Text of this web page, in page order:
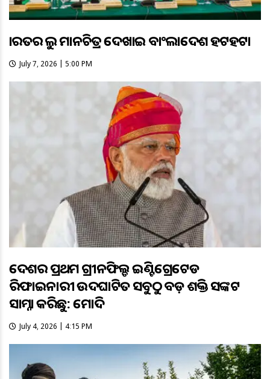
ଭାରତର ଭୁଲ ମାନଚିତ୍ର ଦେଖାଇ ବାଂଲାଦେଶ ହଟହଟା
July 7, 2026 | 5:00 PM
ଦେଶର ପ୍ରଥମ ଗ୍ରୀନଫିଲ୍ଡ ଇଣ୍ଟିଗ୍ରେଟେଡ
ରିଫାଇନାରୀ ଉଦଘାଟିତ ସବୁଠୁ ବଡ଼ ଶକ୍ତି ସଙ୍କଟ
ସାମ୍ନା କରିଛୁ: ମୋଦି
July 4, 2026 | 4:15 PM